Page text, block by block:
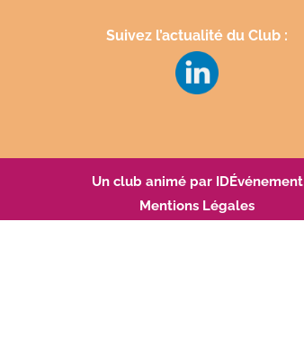
Suivez l’actualité du Club :
Un club animé par IDÉvénement
Mentions Légales